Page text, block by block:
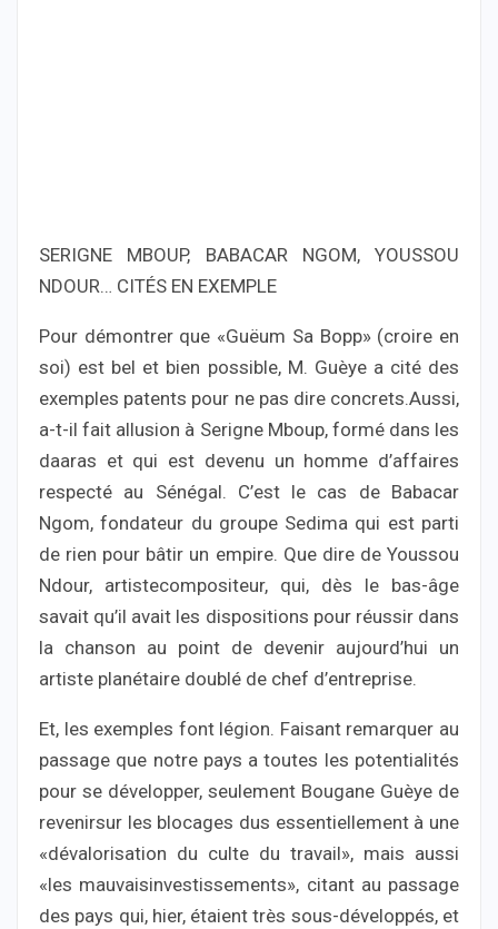
SERIGNE MBOUP, BABACAR NGOM, YOUSSOU
NDOUR… CITÉS EN EXEMPLE
Pour démontrer que «Guëum Sa Bopp» (croire en
soi) est bel et bien possible, M. Guèye a cité des
exemples patents pour ne pas dire concrets.Aussi,
a-t-il fait allusion à Serigne Mboup, formé dans les
daaras et qui est devenu un homme d’affaires
respecté au Sénégal. C’est le cas de Babacar
Ngom, fondateur du groupe Sedima qui est parti
de rien pour bâtir un empire. Que dire de Youssou
Ndour, artistecompositeur, qui, dès le bas-âge
savait qu’il avait les dispositions pour réussir dans
la chanson au point de devenir aujourd’hui un
artiste planétaire doublé de chef d’entreprise.
Et, les exemples font légion. Faisant remarquer au
passage que notre pays a toutes les potentialités
pour se développer, seulement Bougane Guèye de
revenirsur les blocages dus essentiellement à une
«dévalorisation du culte du travail», mais aussi
«les mauvaisinvestissements», citant au passage
des pays qui, hier, étaient très sous-développés, et